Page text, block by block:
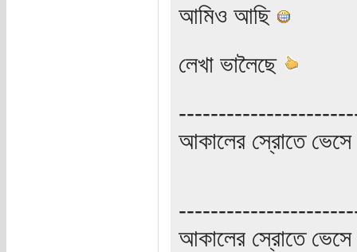
আমিও আছি
লেখা ভালৈছে
আকালের স্রোতে ভেসে
আকালের স্রোতে ভেসে